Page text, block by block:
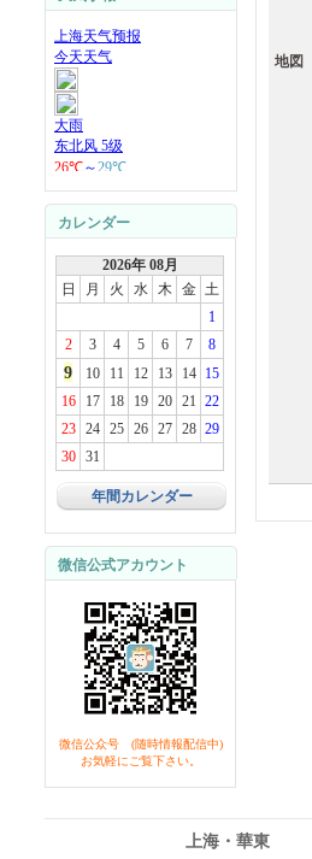
カレンダー
2026年 08月
日
月 火 水 木 金 土
1
2
3 4 5 6 7 8
9 10 11 12 13 14
15
16
17 18 19 20 21 22
23
24 25 26 27 28 29
30
31
年間カレンダー
微信公式アカウント
微信公众号 (随時情報配信中)
お気軽にご覧下さい。
地図
上海・華東